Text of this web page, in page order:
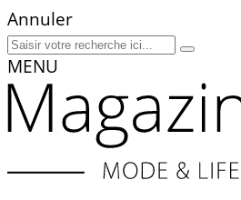
Annuler
MENU